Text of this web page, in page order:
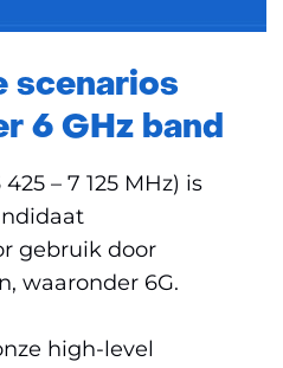
scenarios
6 GHz band
– 7 125 MHz) is
gebruik door
waaronder 6G.
high-level